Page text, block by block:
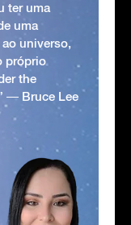
ter uma
uma
universo,
próprio
the
― Bruce Lee